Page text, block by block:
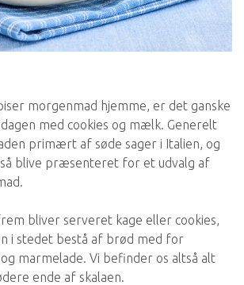
morgenmad hjemme, er det ganske
med cookies og mælk. Generelt
primært af søde sager i Italien, og
blive præsenteret for et udvalg af
bliver serveret kage eller cookies,
i stedet bestå af brød med for
marmelade. Vi befinder os altså alt
ende af skalaen.